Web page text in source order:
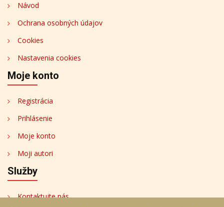
Návod
Ochrana osobných údajov
Cookies
Nastavenia cookies
Moje konto
Registrácia
Prihlásenie
Moje konto
Moji autori
Služby
Kontaktujte nás